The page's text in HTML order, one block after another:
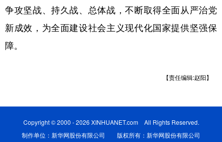
争攻坚战、持久战、总体战，不断取得全面从严治党
新成效，为全面建设社会主义现代化国家提供坚强保
障。
【责任编辑:赵阳】
Copyright © 2000 - 2026 XINHUANET.com All Rights Reserved.
制作单位：新华网股份有限公司 版权所有：新华网股份有限公司